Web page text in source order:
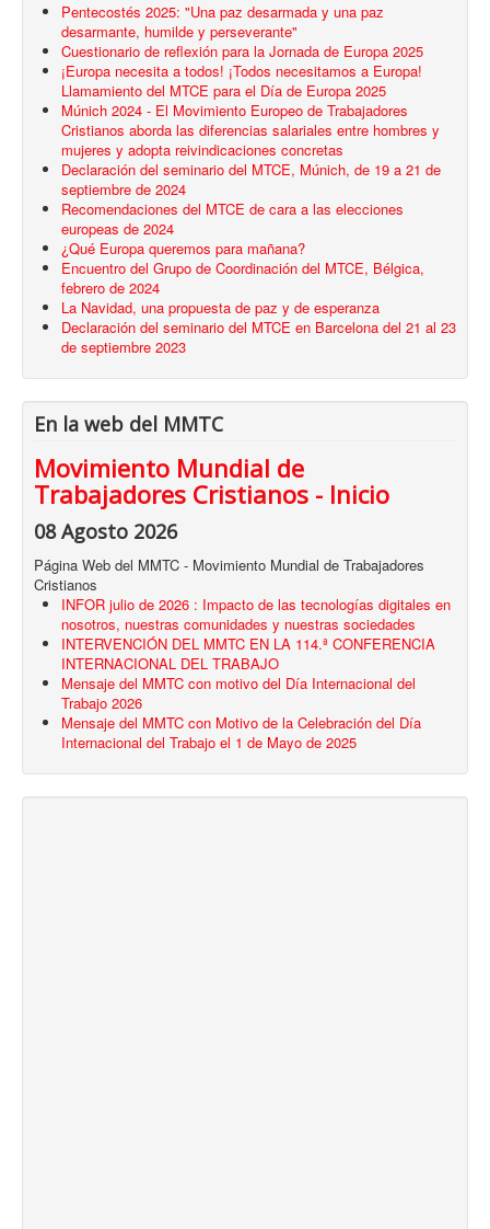
Pentecostés 2025: "Una paz desarmada y una paz
desarmante, humilde y perseverante"
Cuestionario de reflexión para la Jornada de Europa 2025
¡Europa necesita a todos! ¡Todos necesitamos a Europa!
Llamamiento del MTCE para el Día de Europa 2025
Múnich 2024 - El Movimiento Europeo de Trabajadores
Cristianos aborda las diferencias salariales entre hombres y
mujeres y adopta reivindicaciones concretas
Declaración del seminario del MTCE, Múnich, de 19 a 21 de
septiembre de 2024
Recomendaciones del MTCE de cara a las elecciones
europeas de 2024
¿Qué Europa queremos para mañana?
Encuentro del Grupo de Coordinación del MTCE, Bélgica,
febrero de 2024
La Navidad, una propuesta de paz y de esperanza
Declaración del seminario del MTCE en Barcelona del 21 al 23
de septiembre 2023
En la web del MMTC
Movimiento Mundial de
Trabajadores Cristianos - Inicio
08 Agosto 2026
Página Web del MMTC - Movimiento Mundial de Trabajadores
Cristianos
INFOR julio de 2026 : Impacto de las tecnologías digitales en
nosotros, nuestras comunidades y nuestras sociedades
INTERVENCIÓN DEL MMTC EN LA 114.ª CONFERENCIA
INTERNACIONAL DEL TRABAJO
Mensaje del MMTC con motivo del Día Internacional del
Trabajo 2026
Mensaje del MMTC con Motivo de la Celebración del Día
Internacional del Trabajo el 1 de Mayo de 2025